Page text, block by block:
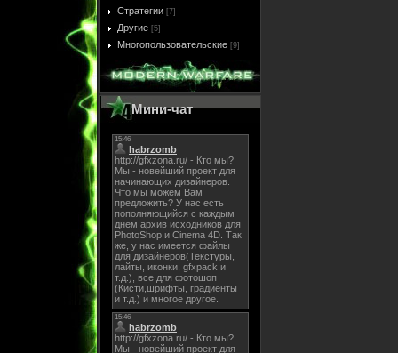
Стратегии [7]
Другие [5]
Многопользовательские [9]
Мини-чат